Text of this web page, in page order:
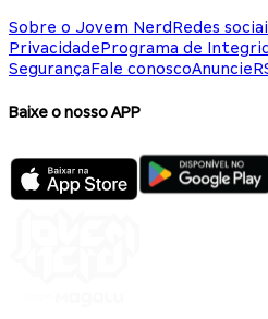
Sobre o Jovem NerdRedes
PrivacidadePrograma de
SegurançaFale conoscoAnuncie
Baixe o nosso APP